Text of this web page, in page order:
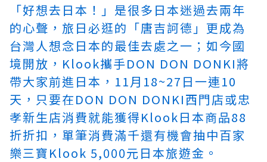
「好想去日本！」是很多日本迷過去兩年
的心聲，旅日必逛的「唐吉訶德」更成為
台灣人想念日本的最佳去處之一；如今國
境開放，Klook攜手DON DON DONKI將
帶大家前進日本，11月18~27日一連10
天，只要在DON DON DONKI西門店或忠
孝新生店消費就能獲得Klook日本商品88
折折扣，單筆消費滿千還有機會抽中百家
樂三寶Klook 5,000元日本旅遊金。